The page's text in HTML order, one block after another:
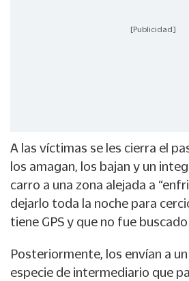
[Publicidad]
A las víctimas se les cierra el
los amagan, los bajan y un
carro a una zona alejada a
dejarlo toda la noche para
tiene GPS y que no fue
Posteriormente, los envían a un
especie de intermediario que